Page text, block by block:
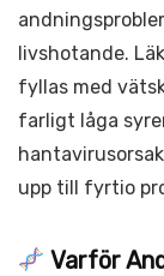
livshotande.
fyllas med
farligt låga
upp till fyrtio
Varför